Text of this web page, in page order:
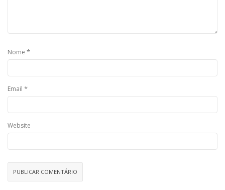
Nome *
Email *
Website